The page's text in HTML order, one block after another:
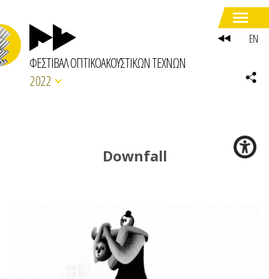
ΦΕΣΤΙΒΑΛ ΟΠΤΙΚΟΑΚΟΥΣΤΙΚΩΝ ΤΕΧΝΩΝ
2022
Downfall
EN